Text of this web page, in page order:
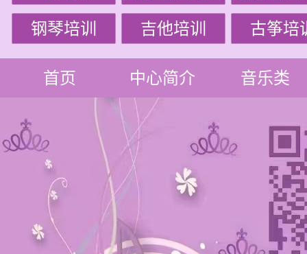
钢琴培训 吉他培训 古筝培
首页 中心简介 音乐类